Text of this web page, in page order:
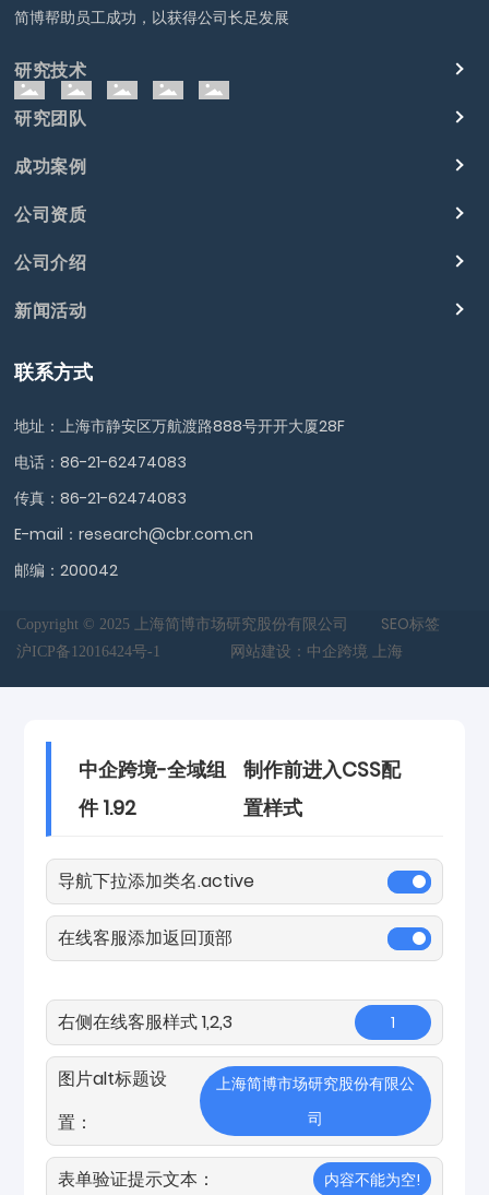
简博帮助员工成功，以获得公司长足发展
研究技术
研究团队
成功案例
公司资质
公司介绍
新闻活动
联系方式
地址：上海市静安区万航渡路888号开开大厦28F
电话：86-21-62474083
传真：86-21-62474083
E-mail：research@cbr.com.cn
邮编：200042
Copyright © 2025 上海简博市场研究股份有限公司 SEO标签
沪ICP备12016424号-1 网站建设：中企跨境 上海
中企跨境-全域组
件 1.92
制作前进入CSS配
置样式
导航下拉添加类名.active
在线客服添加返回顶部
右侧在线客服样式 1,2,3 1
图片alt标题设
置：
上海简博市场研究股份有限公
司
表单验证提示文本： 内容不能为空!